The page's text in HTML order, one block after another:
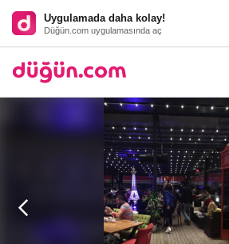
Uygulamada daha kolay!
Düğün.com uygulamasında aç